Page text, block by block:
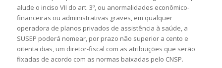
alude o inciso VII do art. 3º, ou anormalidades econômico-
financeiras ou administrativas graves, em qualquer
operadora de planos privados de assistência à saúde, a
SUSEP poderá nomear, por prazo não superior a cento e
oitenta dias, um diretor-fiscal com as atribuições que serão
fixadas de acordo com as normas baixadas pelo CNSP.